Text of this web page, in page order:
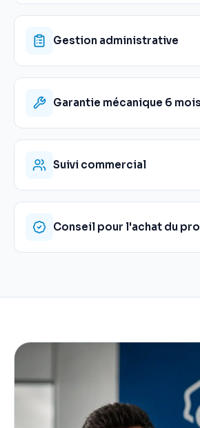
Gestion administrative
Garantie mécanique 6 mois
Suivi commercial
Conseil pour l'achat du